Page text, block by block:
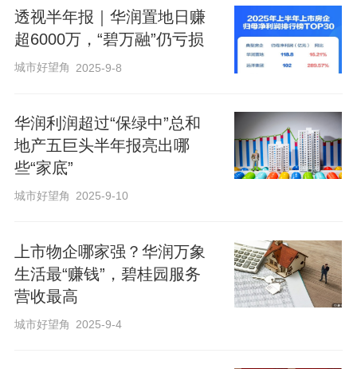
由此可以看出，保利发展归母净利润下滑
告期内，因房地产项目结转规模下降，公
司营业总收入同比下降；受行业和市场波
动影响，结转项目盈利能力下降，相关利
润指标相应同比下降。
在龙头房企中，民营房企滨江的表现独树
一帜，不仅盈利，而且是少数“预增”的上市
房企之一。根据业绩预告，滨江集团预计
上半年归属上市公司股东的净利润为16.32
透视半年报｜华润置地日赚
超6000万，“碧万融”仍亏损
城市好望角 2025-9-8
华润利润超过“保绿中”总和
地产五巨头半年报亮出哪
些“家底”
城市好望角 2025-9-10
上市物企哪家强？华润万象
生活最“赚钱”，碧桂园服务
营收最高
城市好望角 2025-9-4